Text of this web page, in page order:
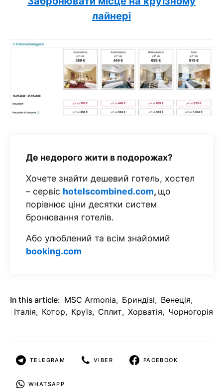
лайнері
Де недорого жити в подорожах?
Хочете знайти дешевий готель, хостел
– сервіс hotelscombined.com, що
порівнює ціни десятки систем
бронювання готелів.
Або улюблений та всім знайомий
booking.com
In this article: MSC Armonia, Бриндізі, Венеція,
Італія, Котор, Круїз, Сплит, Хорватія, Чорногорія
TELEGRAM VIBER FACEBOOK
WHATSAPP